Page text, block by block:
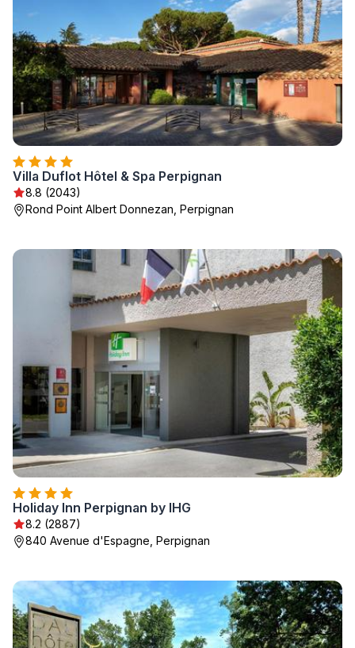
Villa Duflot Hôtel & Spa Perpignan
8.8 (2043)
Rond Point Albert Donnezan, Perpignan
Holiday Inn Perpignan by IHG
8.2 (2887)
840 Avenue d'Espagne, Perpignan